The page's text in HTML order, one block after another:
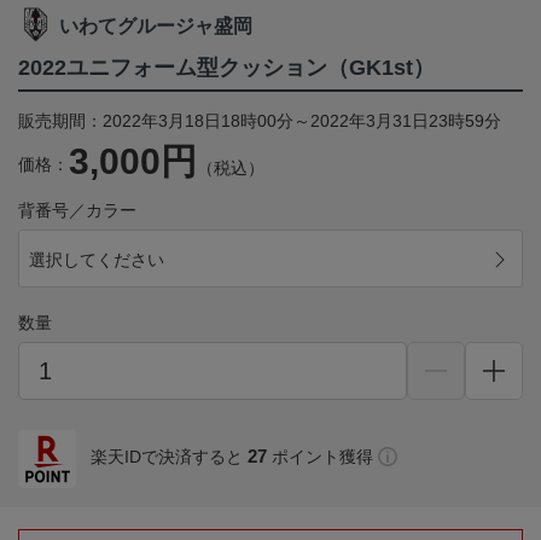
いわてグルージャ盛岡
2022ユニフォーム型クッション（GK1st）
販売期間：2022年3月18日18時00分～2022年3月31日23時59分
価格： 3,000円 （税込）
背番号／カラー
選択してください
数量
楽天IDで決済すると 27 ポイント獲得